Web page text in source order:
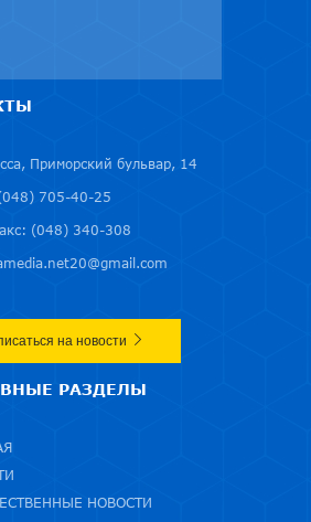
Приморский бульвар, 14
705-40-25
(048) 340-308
на новости
РАЗДЕЛЫ
НОВОСТИ